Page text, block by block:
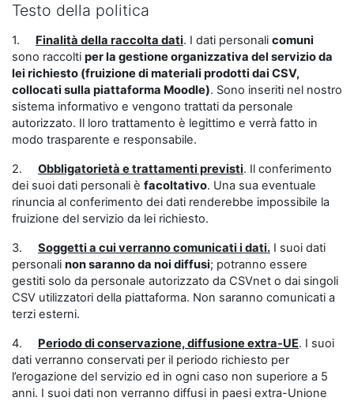
Testo della politica
1. Finalità della raccolta dati. I dati personali comuni
sono raccolti per la gestione organizzativa del servizio da
lei richiesto (fruizione di materiali prodotti dai CSV,
collocati sulla piattaforma Moodle). Sono inseriti nel nostro
sistema informativo e vengono trattati da personale
autorizzato. Il loro trattamento è legittimo e verrà fatto in
modo trasparente e responsabile.
2. Obbligatorietà e trattamenti previsti. Il conferimento
dei suoi dati personali è facoltativo. Una sua eventuale
rinuncia al conferimento dei dati renderebbe impossibile la
fruizione del servizio da lei richiesto.
3. Soggetti a cui verranno comunicati i dati. I suoi dati
personali non saranno da noi diffusi; potranno essere
gestiti solo da personale autorizzato da CSVnet o dai singoli
CSV utilizzatori della piattaforma. Non saranno comunicati a
terzi esterni.
4. Periodo di conservazione, diffusione extra-UE. I suoi
dati verranno conservati per il periodo richiesto per
l’erogazione del servizio ed in ogni caso non superiore a 5
anni. I suoi dati non verranno diffusi in paesi extra-Unione